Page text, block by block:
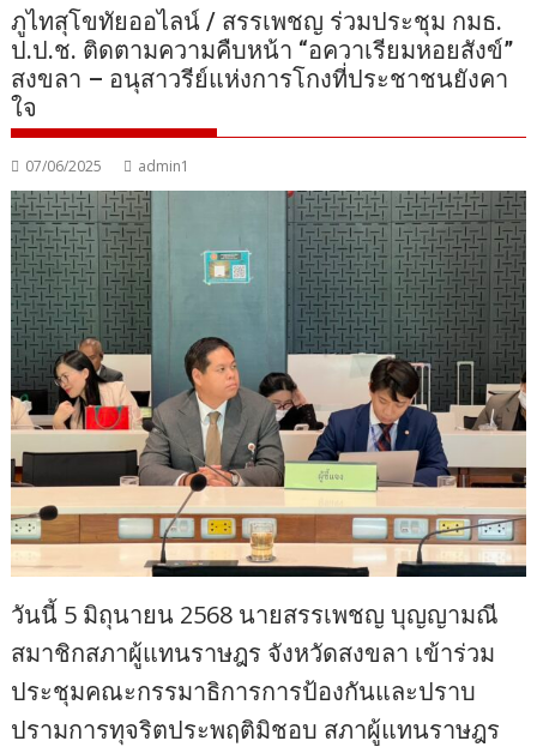
ภูไทสุโขทัยออไลน์ / สรรเพชญ ร่วมประชุม กมธ.
ป.ป.ช. ติดตามความคืบหน้า “อควาเรียมหอยสังข์”
สงขลา – อนุสาวรีย์แห่งการโกงที่ประชาชนยังคา
ใจ
07/06/2025 admin1
วันนี้ 5 มิถุนายน 2568 นายสรรเพชญ บุญญามณี
สมาชิกสภาผู้แทนราษฎร จังหวัดสงขลา เข้าร่วม
ประชุมคณะกรรมาธิการการป้องกันและปราบ
ปรามการทุจริตประพฤติมิชอบ สภาผู้แทนราษฎร